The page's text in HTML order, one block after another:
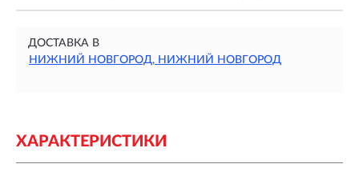
ДОСТАВКА В
НИЖНИЙ НОВГОРОД, НИЖНИЙ НОВГОРОД
ХАРАКТЕРИСТИКИ